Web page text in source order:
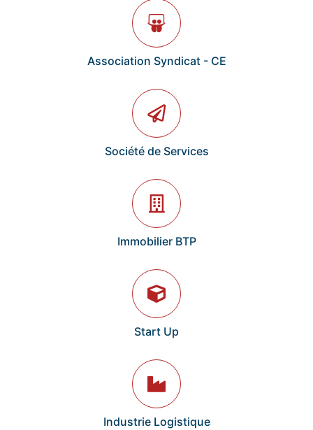
Association Syndicat - CE
Société de Services
Immobilier BTP
Start Up
Industrie Logistique